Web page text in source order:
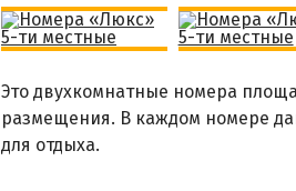
Это двухкомнатные номера
размещения. В каждом номере
для отдыха.